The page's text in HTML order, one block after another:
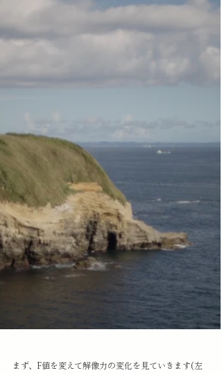
まず、F値を変えて解像力の変化を見ていきます(左